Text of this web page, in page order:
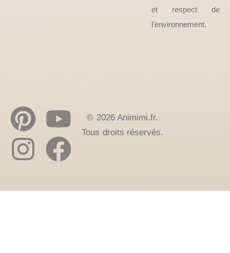
et respect de
l’environnement.
© 2026 Animimi.fr.
Tous droits réservés.